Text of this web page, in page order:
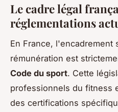
Le cadre légal
réglementations
En France, l'encadrement
rémunération est
Code du sport. Cette
professionnels du fitness
des certifications